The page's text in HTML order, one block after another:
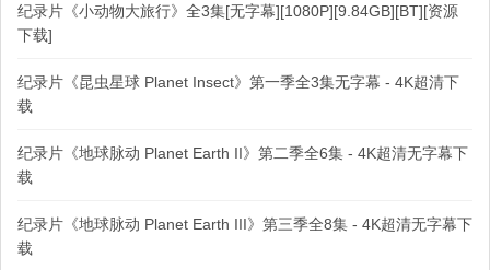
纪录片《小动物大旅行》全3集[无字幕][1080P][9.84GB][BT][资源
下载]
纪录片《昆虫星球 Planet Insect》第一季全3集无字幕 - 4K超清下
载
纪录片《地球脉动 Planet Earth II》第二季全6集 - 4K超清无字幕下
载
纪录片《地球脉动 Planet Earth III》第三季全8集 - 4K超清无字幕下
载